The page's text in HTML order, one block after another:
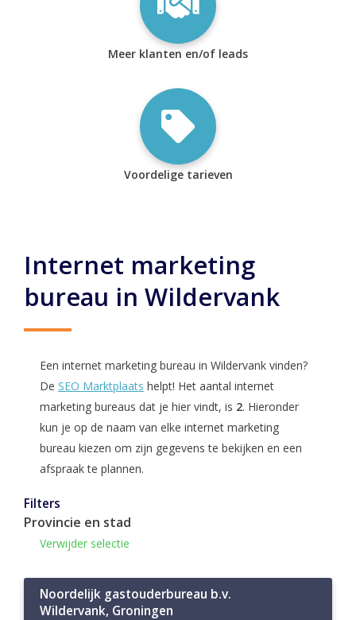
Meer klanten en/of leads
Voordelige tarieven
Internet marketing
bureau in Wildervank
Een internet marketing bureau in Wildervank vinden?
De SEO Marktplaats helpt! Het aantal internet
marketing bureaus dat je hier vindt, is 2. Hieronder
kun je op de naam van elke internet marketing
bureau kiezen om zijn gegevens te bekijken en een
afspraak te plannen.
Filters
Provincie en stad
Verwijder selectie
Noordelijk gastouderbureau b.v.
Wildervank, Groningen